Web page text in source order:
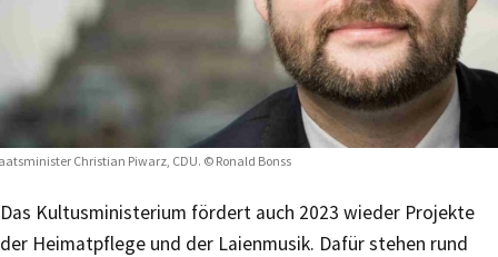
Christian Piwarz, CDU. © Ronald Bonss
Das Kultusministerium fördert auch 2023 wieder Projekte
der Heimatpflege und der Laienmusik. Dafür stehen rund